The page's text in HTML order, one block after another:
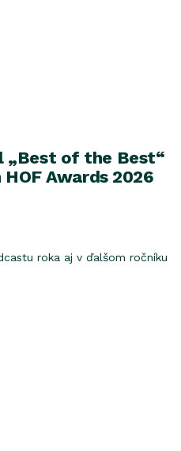
„Best of the Best“
Awards 2026